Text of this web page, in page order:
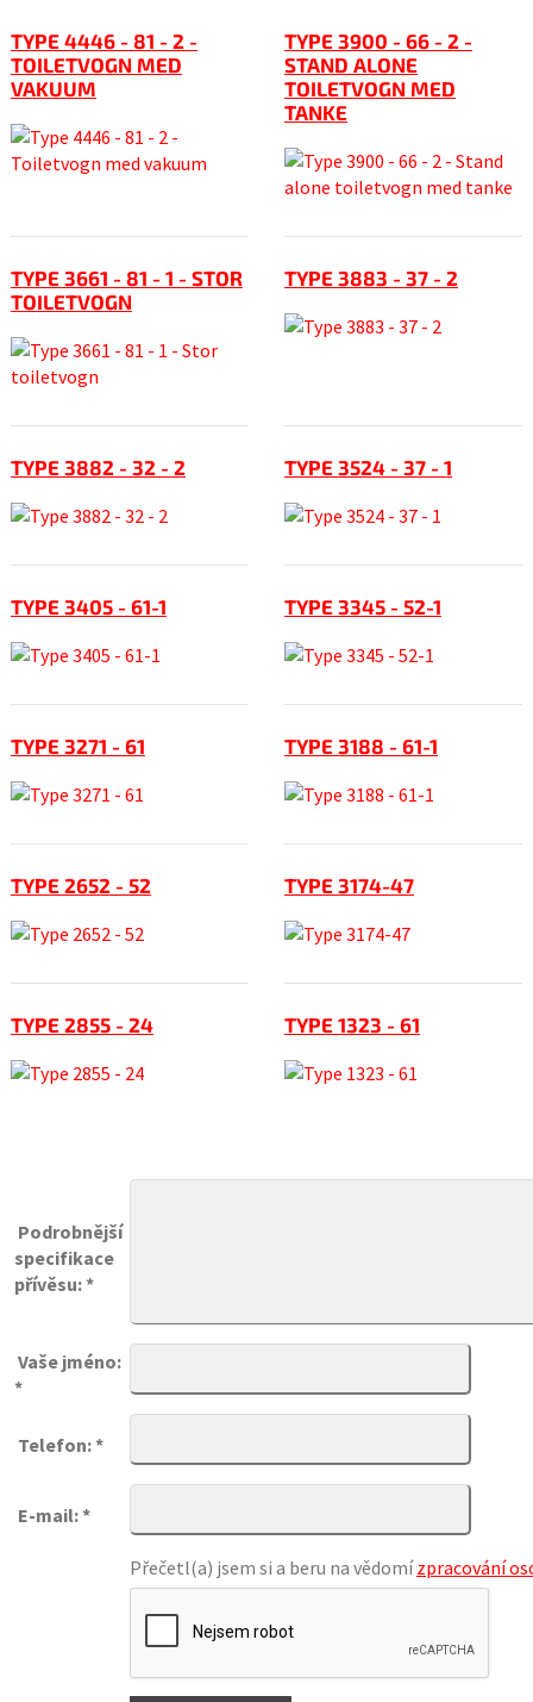
TYPE 4446 - 81 - 2 -
TOILETVOGN MED
VAKUUM
TYPE 3900 - 66 - 2 -
STAND ALONE
TOILETVOGN MED
TANKE
TYPE 3661 - 81 - 1 - STOR
TOILETVOGN
TYPE 3883 - 37 - 2
TYPE 3882 - 32 - 2 TYPE 3524 - 37 - 1
TYPE 3405 - 61-1 TYPE 3345 - 52-1
TYPE 3271 - 61 TYPE 3188 - 61-1
TYPE 2652 - 52 TYPE 3174-47
TYPE 2855 - 24 TYPE 1323 - 61
Podrobnější
specifikace
přívěsu: *
Vaše jméno:
*
Telefon: *
E-mail: *
Přečetl(a) jsem si a beru na vědomízpracování